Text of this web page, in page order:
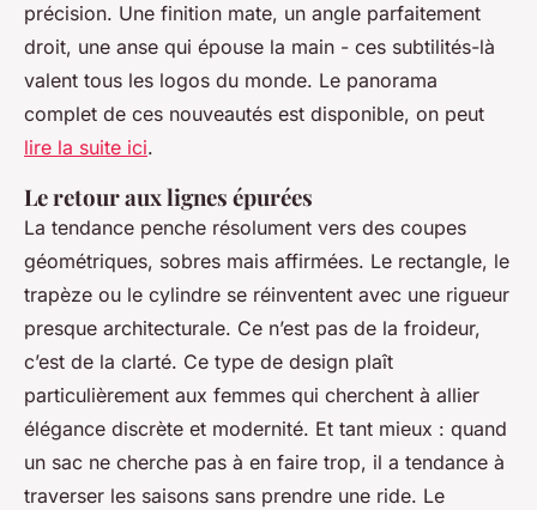
précision. Une finition mate, un angle parfaitement
droit, une anse qui épouse la main - ces subtilités-là
valent tous les logos du monde. Le panorama
complet de ces nouveautés est disponible, on peut
lire la suite ici.
Le retour aux lignes épurées
La tendance penche résolument vers des coupes
géométriques, sobres mais affirmées. Le rectangle, le
trapèze ou le cylindre se réinventent avec une rigueur
presque architecturale. Ce n’est pas de la froideur,
c’est de la clarté. Ce type de design plaît
particulièrement aux femmes qui cherchent à allier
élégance discrète et modernité. Et tant mieux : quand
un sac ne cherche pas à en faire trop, il a tendance à
traverser les saisons sans prendre une ride. Le